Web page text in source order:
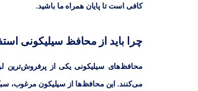
کافی است تا پایان همراه ما باشید.
چرا باید از محافظ سیلیکونی
محافظ‌های سیلیکونی یکی از پرفروش‌ترین
می‌کنند. این محافظ‌ها از سیلیکون مرغوب،